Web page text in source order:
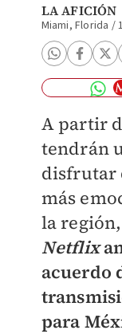
LA AFICIÓN
Miami, Florida /
A partir
tendrán
disfrutar
más
la
Netflix
acuerdo
para